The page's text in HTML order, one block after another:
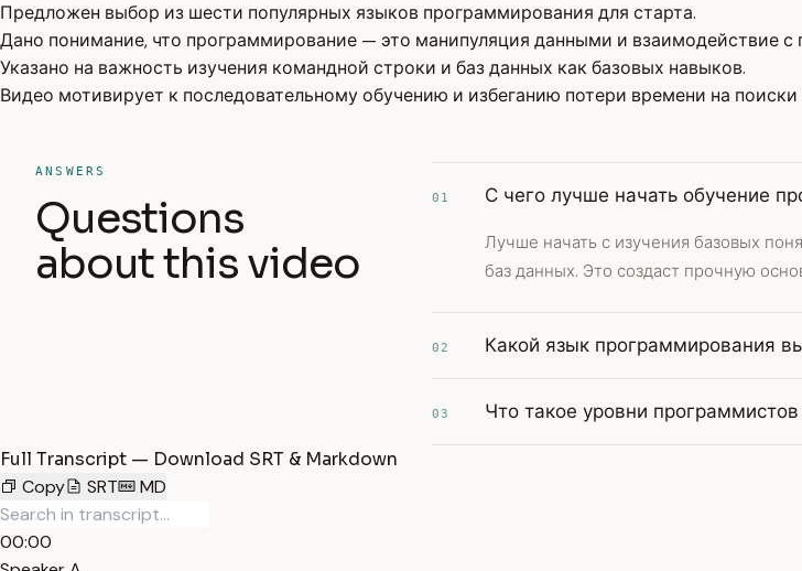
Предложен выбор из шести популярных языков программирования для старта.
Дано понимание, что программирование — это манипуляция данными и взаимодействие с
Указано на важность изучения командной строки и баз данных как базовых навыков.
Видео мотивирует к последовательному обучению и избеганию потери времени на поиски
ANSWERS
Questions
about this video
01 С чего лучше начать обучение
Лучше начать с изучения базовых
баз данных. Это создаст прочную
02 Какой язык программирования
03 Что такое уровни
Full Transcript — Download SRT & Markdown
Copy
SRT MD
00:00